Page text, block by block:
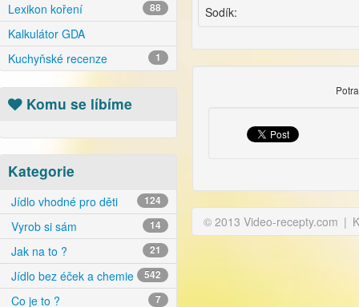
Lexikon koření 88
Kalkulátor GDA
Kuchyňské recenze
1
Komu se líbíme
Kategorie
Jídlo vhodné pro děti 124
Vyrob si sám 14
Jak na to ? 21
Jídlo bez éček a chemie 542
Co je to ? 7
Sodík:
© 2013 Video-recepty.com |